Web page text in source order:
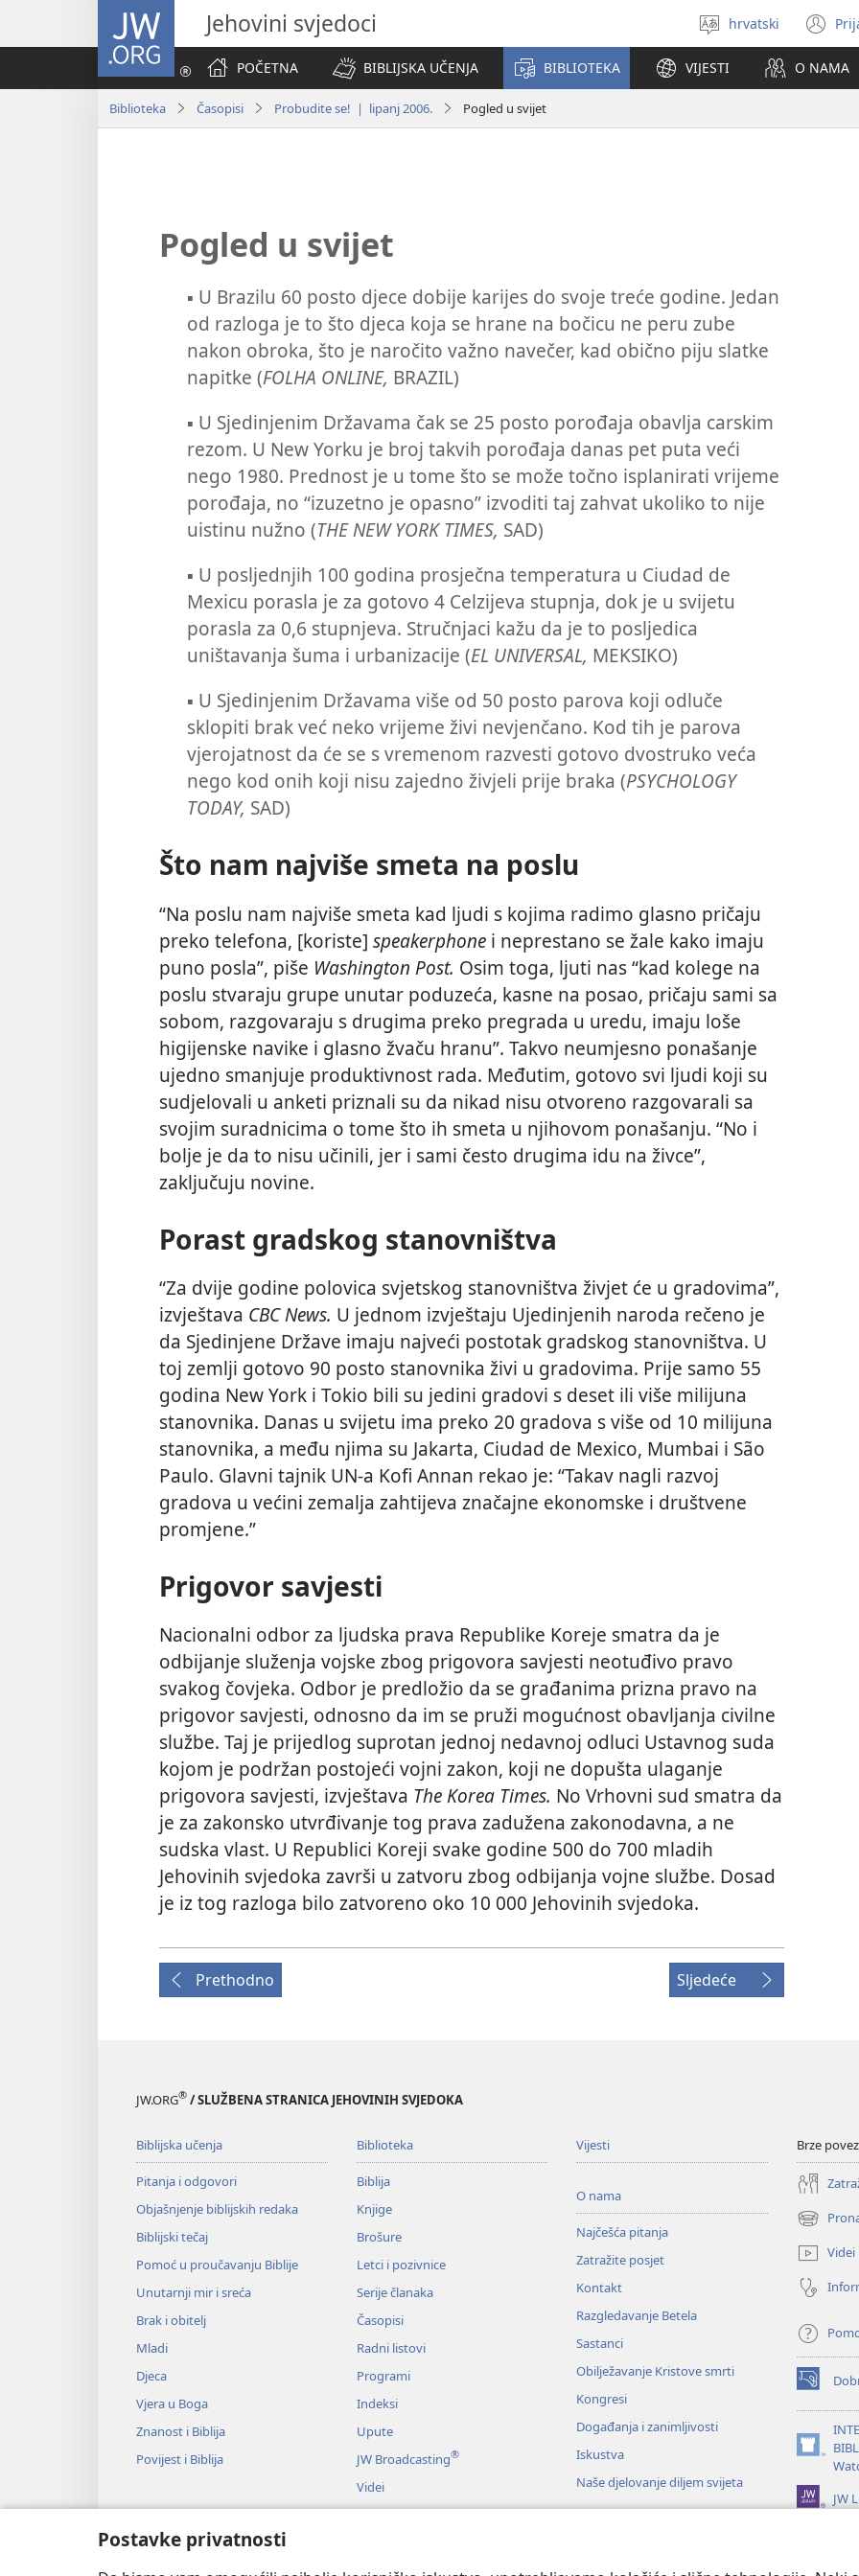
Postavke privatnosti
JW.ORG Jehovini svjedoci
Izaberi
jezik
hrvatski
se
novi
POČETNA
BIBLIJSKA UČENJA BIBLIOTEKA VIJESTI O NAMA
Biblioteka Časopisi Probudite se! | lipanj 2006. Pogled u svijet
Pogled u svijet
▪ U Brazilu 60 posto djece dobije karijes do svoje treće godine. Jedan
od razloga je to što djeca koja se hrane na bočicu ne peru zube
nakon obroka, što je naročito važno navečer, kad obično piju slatke
napitke (FOLHA ONLINE, BRAZIL)
▪ U Sjedinjenim Državama čak se 25 posto porođaja obavlja carskim
rezom. U New Yorku je broj takvih porođaja danas pet puta veći
nego 1980. Prednost je u tome što se može točno isplanirati vrijeme
porođaja, no “izuzetno je opasno” izvoditi taj zahvat ukoliko to nije
uistinu nužno (THE NEW YORK TIMES, SAD)
▪ U posljednjih 100 godina prosječna temperatura u Ciudad de
Mexicu porasla je za gotovo 4 Celzijeva stupnja, dok je u svijetu
porasla za 0,6 stupnjeva. Stručnjaci kažu da je to posljedica
uništavanja šuma i urbanizacije (EL UNIVERSAL, MEKSIKO)
▪ U Sjedinjenim Državama više od 50 posto parova koji odluče
sklopiti brak već neko vrijeme živi nevjenčano. Kod tih je parova
vjerojatnost da će se s vremenom razvesti gotovo dvostruko veća
nego kod onih koji nisu zajedno živjeli prije braka (PSYCHOLOGY
TODAY, SAD)
Što nam najviše smeta na poslu
“Na poslu nam najviše smeta kad ljudi s kojima radimo glasno pričaju
preko telefona, [koriste] speakerphone i neprestano se žale kako imaju
puno posla”, piše Washington Post. Osim toga, ljuti nas “kad kolege na
poslu stvaraju grupe unutar poduzeća, kasne na posao, pričaju sami sa
sobom, razgovaraju s drugima preko pregrada u uredu, imaju loše
higijenske navike i glasno žvaču hranu”. Takvo neumjesno ponašanje
ujedno smanjuje produktivnost rada. Međutim, gotovo svi ljudi koji su
sudjelovali u anketi priznali su da nikad nisu otvoreno razgovarali sa
svojim suradnicima o tome što ih smeta u njihovom ponašanju. “No i
bolje je da to nisu učinili, jer i sami često drugima idu na živce”,
zaključuju novine.
Porast gradskog stanovništva
“Za dvije godine polovica svjetskog stanovništva živjet će u gradovima”,
izvještava CBC News. U jednom izvještaju Ujedinjenih naroda rečeno je
da Sjedinjene Države imaju najveći postotak gradskog stanovništva. U
toj zemlji gotovo 90 posto stanovnika živi u gradovima. Prije samo 55
godina New York i Tokio bili su jedini gradovi s deset ili više milijuna
stanovnika. Danas u svijetu ima preko 20 gradova s više od 10 milijuna
stanovnika, a među njima su Jakarta, Ciudad de Mexico, Mumbai i São
Paulo. Glavni tajnik UN-a Kofi Annan rekao je: “Takav nagli razvoj
gradova u većini zemalja zahtijeva značajne ekonomske i društvene
promjene.”
Prigovor savjesti
Nacionalni odbor za ljudska prava Republike Koreje smatra da je
odbijanje služenja vojske zbog prigovora savjesti neotuđivo pravo
svakog čovjeka. Odbor je predložio da se građanima prizna pravo na
prigovor savjesti, odnosno da im se pruži mogućnost obavljanja civilne
službe. Taj je prijedlog suprotan jednoj nedavnoj odluci Ustavnog suda
kojom je podržan postojeći vojni zakon, koji ne dopušta ulaganje
prigovora savjesti, izvještava The Korea Times. No Vrhovni sud smatra da
je za zakonsko utvrđivanje tog prava zadužena zakonodavna, a ne
sudska vlast. U Republici Koreji svake godine 500 do 700 mladih
Jehovinih svjedoka završi u zatvoru zbog odbijanja vojne službe. Dosad
je iz tog razloga bilo zatvoreno oko 10 000 Jehovinih svjedoka.
Prethodno Sljedeće
JW.ORG® / SLUŽBENA STRANICA JEHOVINIH SVJEDOKA
Biblijska učenja
Pitanja i odgovori
Objašnjenje biblijskih redaka
Biblijski tečaj
Pomoć u proučavanju Biblije
Unutarnji mir i sreća
Brak i obitelj
Mladi
Djeca
Vjera u Boga
Znanost i Biblija
Povijest i Biblija
Biblioteka
Biblija
Knjige
Brošure
Letci i pozivnice
Serije članaka
Časopisi
Radni listovi
Programi
Indeksi
Upute
JW Broadcasting®
Videi
Glazba
Dramsko čitanje Biblije
Vijesti
O nama
Najčešća pitanja
Zatražite posjet
Kontakt
Razgledavanje Betela
Sastanci
Obilježavanje Kristove smrti
Kongresi
Događanja i zanimljivosti
Iskustva
Naše djelovanje diljem svijeta
Brze
(otvara
se
novi
prozor)
Videi
(otvara
se
prozor)
(otvara
novi
prozor)
JW